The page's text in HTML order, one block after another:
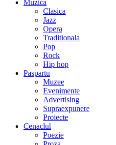
Muzica
Clasica
Jazz
Opera
Traditionala
Pop
Rock
Hip hop
Paspartu
Muzee
Evenimente
Advertising
Supraexpunere
Proiecte
Cenaclul
Poezie